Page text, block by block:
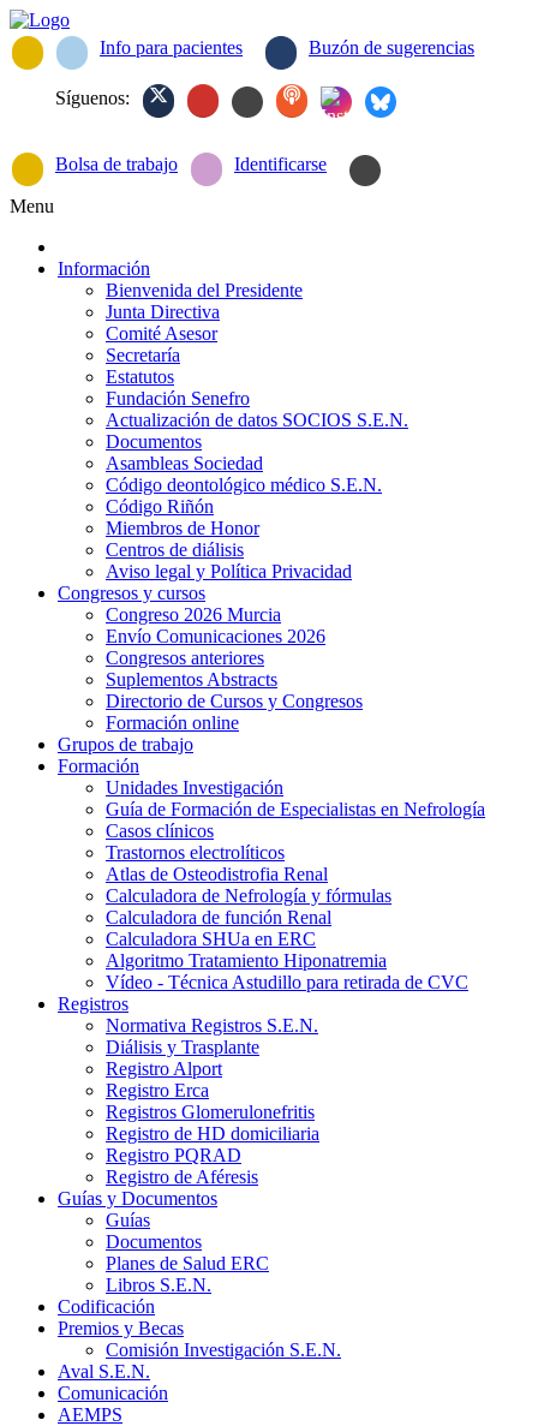
Info para pacientes Buzón de sugerencias
Síguenos:
Bolsa de trabajo Identificarse
Menu
Información
Bienvenida del Presidente
Junta Directiva
Comité Asesor
Secretaría
Estatutos
Fundación Senefro
Actualización de datos SOCIOS S.E.N.
Documentos
Asambleas Sociedad
Código deontológico médico S.E.N.
Código Riñón
Miembros de Honor
Centros de diálisis
Aviso legal y Política Privacidad
Congresos y cursos
Congreso 2026 Murcia
Envío Comunicaciones 2026
Congresos anteriores
Suplementos Abstracts
Directorio de Cursos y Congresos
Formación online
Grupos de trabajo
Formación
Unidades Investigación
Guía de Formación de Especialistas en Nefrología
Casos clínicos
Trastornos electrolíticos
Atlas de Osteodistrofia Renal
Calculadora de Nefrología y fórmulas
Calculadora de función Renal
Calculadora SHUa en ERC
Algoritmo Tratamiento Hiponatremia
Vídeo - Técnica Astudillo para retirada de CVC
Registros
Normativa Registros S.E.N.
Diálisis y Trasplante
Registro Alport
Registro Erca
Registros Glomerulonefritis
Registro de HD domiciliaria
Registro PQRAD
Registro de Aféresis
Guías y Documentos
Guías
Documentos
Planes de Salud ERC
Libros S.E.N.
Codificación
Premios y Becas
Comisión Investigación S.E.N.
Aval S.E.N.
Comunicación
AEMPS